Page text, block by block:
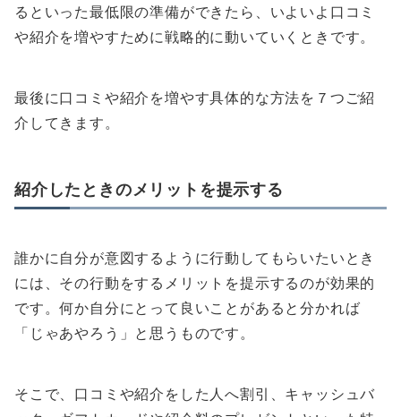
るといった最低限の準備ができたら、いよいよ口コミ
や紹介を増やすために戦略的に動いていくときです。
最後に口コミや紹介を増やす具体的な方法を７つご紹
介してきます。
紹介したときのメリットを提示する
誰かに自分が意図するように行動してもらいたいとき
には、その行動をするメリットを提示するのが効果的
です。何か自分にとって良いことがあると分かれば
「じゃあやろう」と思うものです。
そこで、口コミや紹介をした人へ割引、キャッシュバ